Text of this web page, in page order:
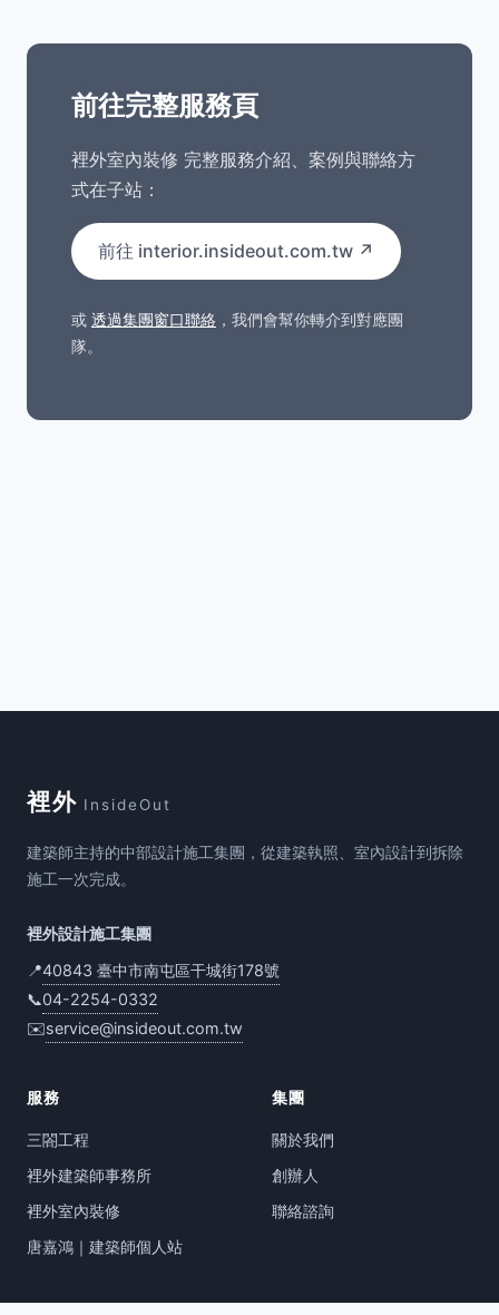
前往完整服務頁
裡外室內裝修 完整服務介紹、案例與聯絡方
式在子站：
前往 interior.insideout.com.tw ↗
或 透過集團窗口聯絡 ，我們會幫你轉介到對應團
隊。
裡外 InsideOut
建築師主持的中部設計施工集團，從建築執照、室內設計到拆除
施工一次完成。
裡外設計施工集團
📍40843 臺中市南屯區干城街178號
📞04-2254-0332
✉️service@insideout.com.tw
服務
三閤工程
裡外建築師事務所
裡外室內裝修
唐嘉鴻｜建築師個人站
集團
關於我們
創辦人
聯絡諮詢